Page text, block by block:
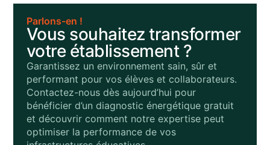
Parlons-en !
Vous souhaitez transformer
votre établissement ?
Garantissez un environnement sain, sûr et
performant pour vos élèves et collaborateurs.
Contactez-nous dès aujourd’hui pour
bénéficier d’un diagnostic énergétique gratuit
et découvrir comment notre expertise peut
optimiser la performance de vos